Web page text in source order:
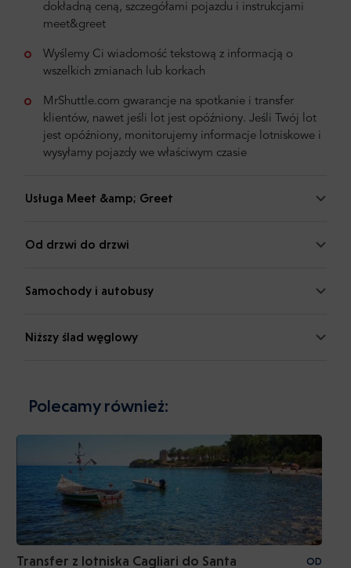
dokładną ceną, szczegółami pojazdu i instrukcjami
meet&greet
Wyślemy Ci wiadomość tekstową z informacją o
wszelkich zmianach lub korkach
MrShuttle.com gwarancje na spotkanie i transfer
klientów, nawet jeśli lot jest opóźniony. Jeśli Twój lot
jest opóźniony, monitorujemy informacje lotniskowe i
wysyłamy pojazdy we właściwym czasie
Usługa Meet &amp; Greet
Od drzwi do drzwi
Samochody i autobusy
Niższy ślad węglowy
Polecamy również:
Transfer z lotniska Cagliari do Santa
OD